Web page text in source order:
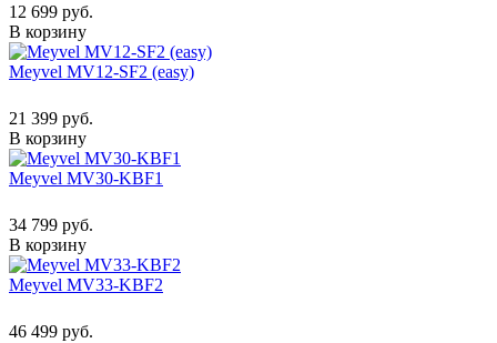
12 699 руб.
В корзину
Meyvel MV12-SF2 (easy)
21 399 руб.
В корзину
Meyvel MV30-KBF1
34 799 руб.
В корзину
Meyvel MV33-KBF2
46 499 руб.